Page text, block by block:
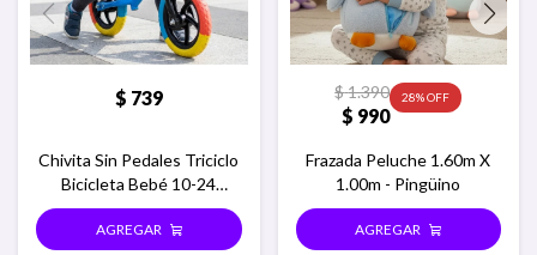
$ 739
Chivita Sin Pedales Triciclo
Bicicleta Bebé 10-24
Meses - Azul
$ 990
$1.390 28
Frazada Peluche 1.60m X
1.00m - Pingüino